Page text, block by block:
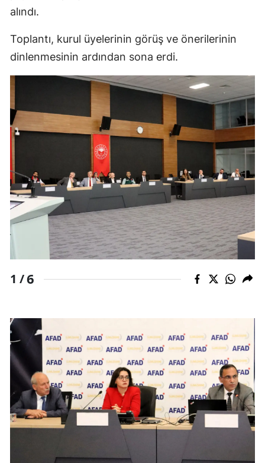
Tekirdağ
Tokat
Trabzon
Tunceli
Şanlıurfa
Uşak
Van
Yozgat
Zonguldak
Karaman
Kırıkkale
Batman
Şırnak
Bartın
alındı.
Toplantı, kurul üyelerinin görüş ve önerilerinin
dinlenmesinin ardından sona erdi.
1 /6